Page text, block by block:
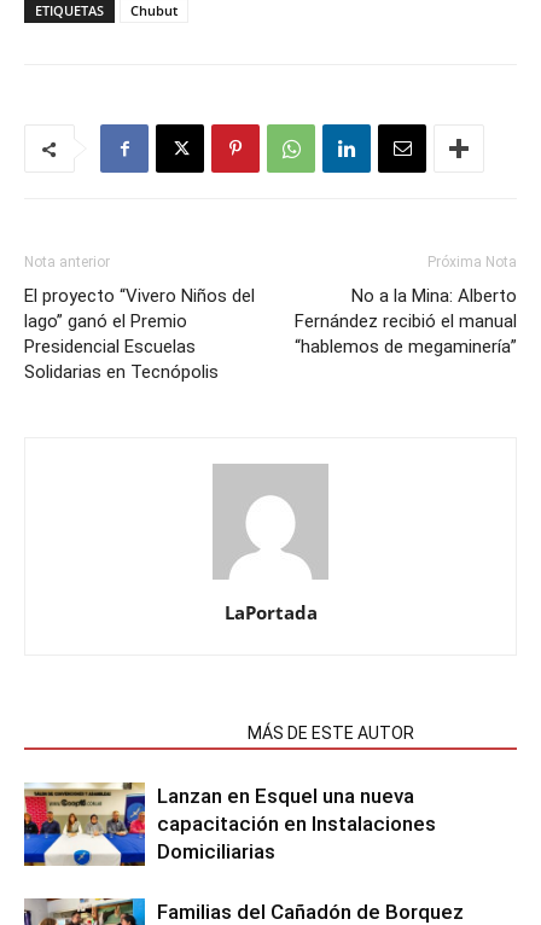
ETIQUETAS Chubut
Nota anterior
El proyecto “Vivero Niños del
lago” ganó el Premio
Presidencial Escuelas
Solidarias en Tecnópolis
Próxima Nota
No a la Mina: Alberto
Fernández recibió el manual
“hablemos de megaminería”
LaPortada
MÁS DE ESTE AUTOR
Lanzan en Esquel una nueva
capacitación en Instalaciones
Domiciliarias
Familias del Cañadón de Borquez